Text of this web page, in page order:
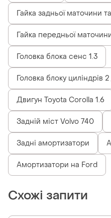
Гайка задньої маточини
Гайка передньої
Головка блока сенс 1.3
Головка блоку циліндрів
Двигун Toyota Corolla 1.6
Задній міст Volvo 740
Задні амортизатори
Амортизатори на Ford
Схожі запити